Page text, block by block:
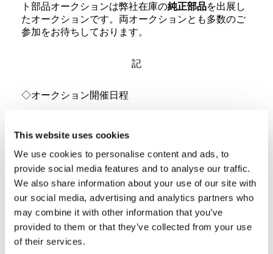
This website uses cookies
We use cookies to personalise content and ads, to
provide social media features and to analyse our traffic.
We also share information about your use of our site with
our social media, advertising and analytics partners who
may combine it with other information that you’ve
provided to them or that they’ve collected from your use
of their services.
ト部品オークションは弊社在庫の純正部品を出展し
たオークションです。両オークションとも多数のご
参加をお待ちしております。
記
◇オークション開催日程
・タダノインターネットオークション：2025年9月
24日(水)～2025年9月25日(木)
・アウトレット部品オークション：2025年9月24日
(水)～2025年9月26日(金)
開催時間：
開始9月24日(水) 10:00
終了
インターネットオークション：9月25日(木)
16:00/17:00＊